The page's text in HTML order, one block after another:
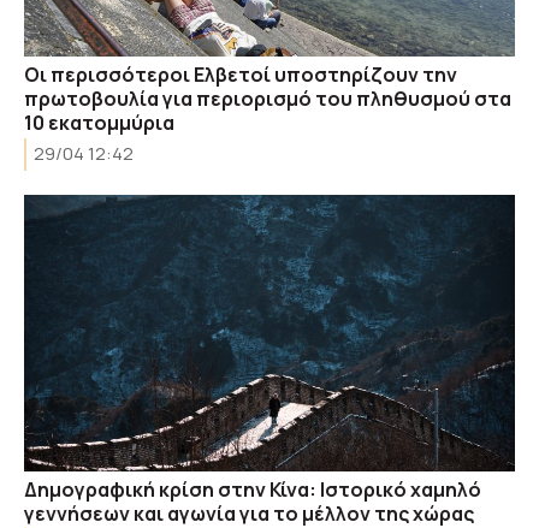
Οι περισσότεροι Ελβετοί υποστηρίζουν την
πρωτοβουλία για περιορισμό του πληθυσμού στα
10 εκατομμύρια
29/04 12:42
Δημογραφική κρίση στην Κίνα: Ιστορικό χαμηλό
γεννήσεων και αγωνία για το μέλλον της χώρας